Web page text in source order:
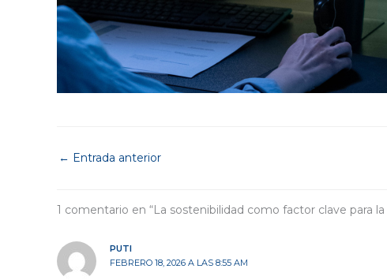
← Entrada anterior
1 comentario en “La sostenibilidad como factor clave para
PUTI
FEBRERO 18, 2026 A LAS 8:55 AM